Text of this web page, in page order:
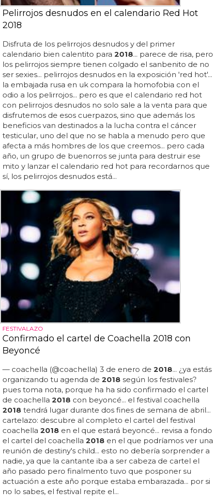
Pelirrojos desnudos en el calendario Red Hot
2018
Disfruta de los pelirrojos desnudos y del primer
calendario bien calentito para 2018... parece de risa, pero
los pelirrojos siempre tienen colgado el sanbenito de no
ser sexies... pelirrojos desnudos en la exposición 'red hot'...
la embajada rusa en uk compara la homofobia con el
odio a los pelirrojos... pero es que el calendario red hot
con pelirrojos desnudos no solo sale a la venta para que
disfrutemos de esos cuerpazos, sino que además los
beneficios van destinados a la lucha contra el cáncer
testicular, uno del que no se habla a menudo pero que
afecta a más hombres de los que creemos... pero cada
año, un grupo de buenorros se junta para destruir ese
mito y lanzar el calendario red hot para recordarnos que
sí, los pelirrojos desnudos está...
FESTIVALAZO
Confirmado el cartel de Coachella 2018 con
Beyoncé
— coachella (@coachella) 3 de enero de 2018... ¿ya estás
organizando tu agenda de 2018 según los festivales?
pues toma nota, porque ha ha sido confirmado el cartel
de coachella 2018 con beyoncé... el festival coachella
2018 tendrá lugar durante dos fines de semana de abril...
cartelazo: descubre al completo el cartel del festival
coachella 2018 en el que estará beyoncé... revisa a fondo
el cartel del coachella 2018 en el que podríamos ver una
reunión de destiny's child... esto no debería sorprender a
nadie, ya que la cantante iba a ser cabeza de cartel el
año pasado pero finalmento tuvo que posponer su
actuación a este año porque estaba embarazada... por si
no lo sabes, el festival repite el...